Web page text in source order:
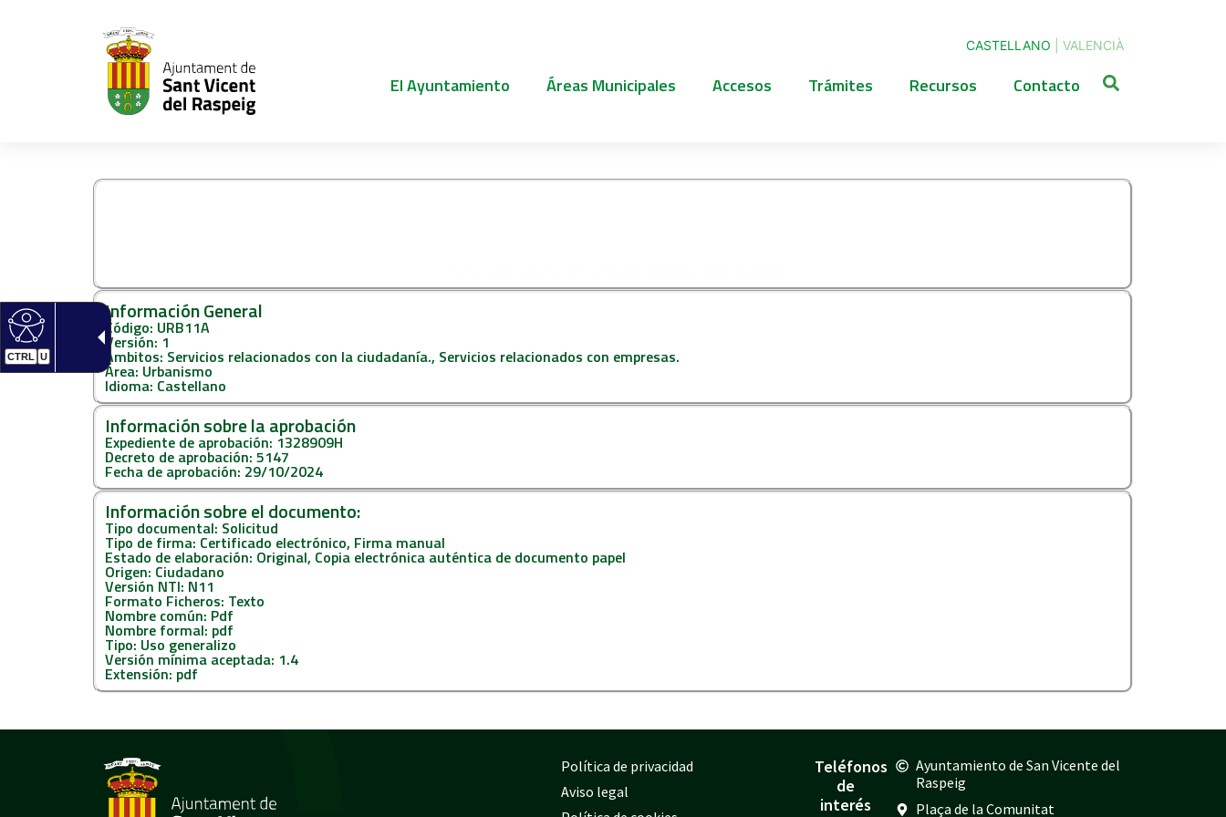
CTRL U
CASTELLANO VALENCIÀ
El Ayuntamiento Áreas Municipales Accesos Trámites Recursos Contacto
Información General
Código: URB11A
Versión: 1
Ámbitos: Servicios relacionados con la ciudadanía., Servicios relacionados con empresas.
Área: Urbanismo
Idioma: Castellano
Información sobre la aprobación
Expediente de aprobación: 1328909H
Decreto de aprobación: 5147
Fecha de aprobación: 29/10/2024
Información sobre el documento:
Tipo documental: Solicitud
Tipo de firma: Certificado electrónico, Firma manual
Estado de elaboración: Original, Copia electrónica auténtica de documento papel
Origen: Ciudadano
Versión NTI: N11
Formato Ficheros: Texto
Nombre común: Pdf
Nombre formal: pdf
Tipo: Uso generalizo
Versión mínima aceptada: 1.4
Extensión: pdf
Política de privacidad
Aviso legal
Teléfonos
de
interés
Ayuntamiento de San Vicente del
Raspeig
Plaça de la Comunitat